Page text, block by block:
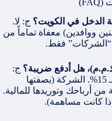
ج: لا.
ووافدين) معفاة تماماً من
“الشركات” فقط.
ج:
نعم، حصتك من الأرباح خاضعة لضريبة الـ 15%. الشركة (بصفتها
أرباحك وتوريدها للمالية.
كانت مساهمة).